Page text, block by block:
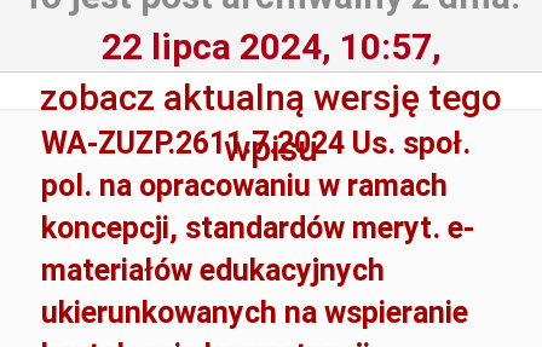
22 lipca 2024, 10:57,
zobacz aktualną wersję tego
wpisu
WA-ZUZP.2611.7.2024 Us. społ.
pol. na opracowaniu w ramach
koncepcji, standardów meryt. e-
materiałów edukacyjnych
ukierunkowanych na wspieranie